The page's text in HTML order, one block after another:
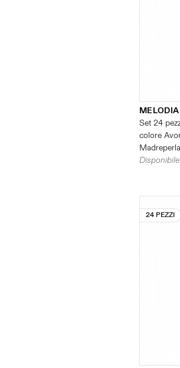
Set 24
colore
Madreperla
24 PEZZI